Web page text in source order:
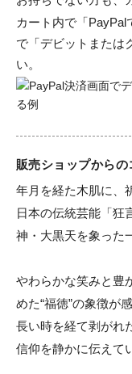
カート内で「
で「デビットまたは
い。
販売ショップからの
年月を経た木肌に、
日本の伝統芸能「狂
神・大黒天を象った
やわらかな笑みと豊
めた“福徳”の象徴が
長い時を経て剥がれ
信仰を静かに伝えて